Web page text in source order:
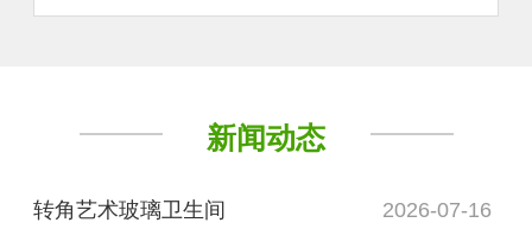
新闻动态
转角艺术玻璃卫生间 2026-07-16